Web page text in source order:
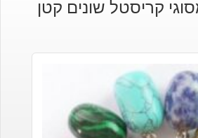
קריסטל שונים קטן